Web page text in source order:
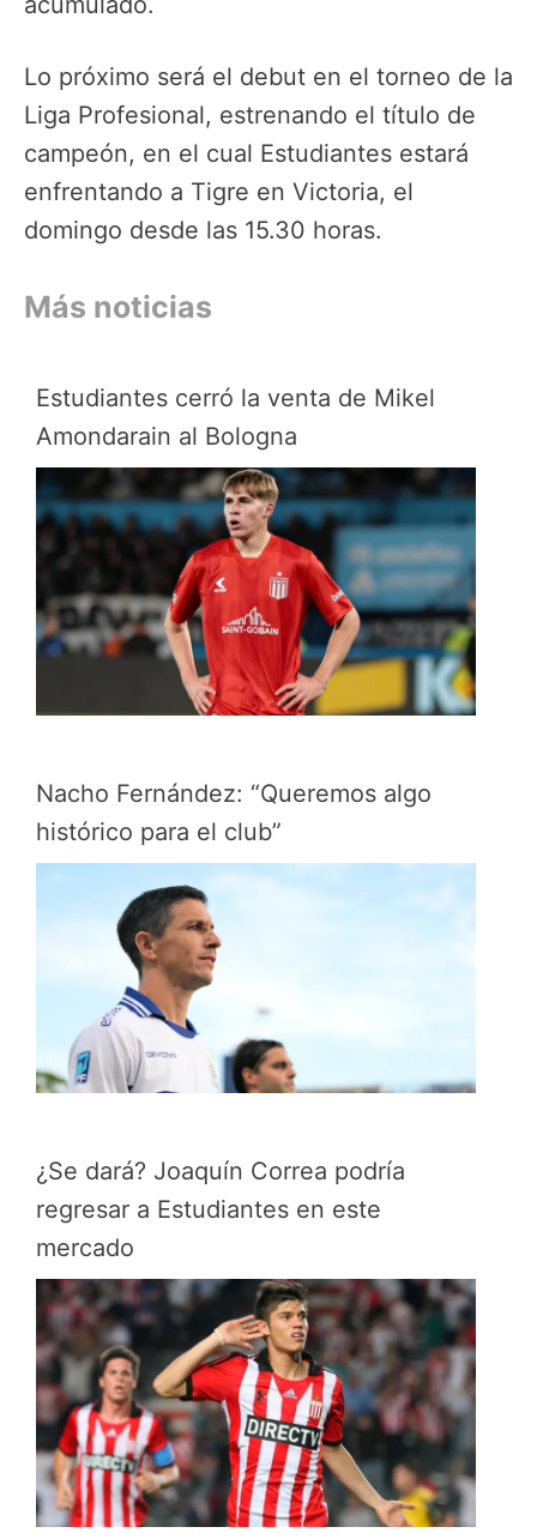
Lo próximo será el debut en el torneo de la
Liga Profesional, estrenando el título de
campeón, en el cual Estudiantes estará
enfrentando a Tigre en Victoria, el
domingo desde las 15.30 horas.
Más noticias
Estudiantes cerró la venta de Mikel
Amondarain al Bologna
Nacho Fernández: “Queremos algo
histórico para el club”
¿Se dará? Joaquín Correa podría
regresar a Estudiantes en este
mercado